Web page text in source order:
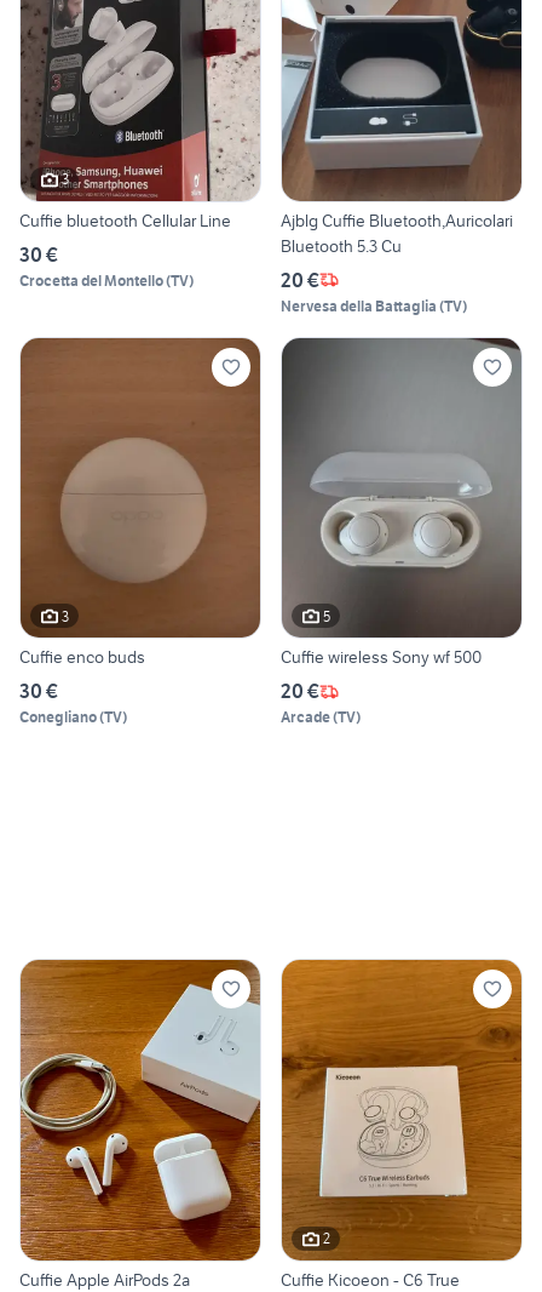
3
Cuffie bluetooth Cellular Line
30 €
Crocetta del Montello(TV)
Ajblg Cuffie Bluetooth,Auricolari
Bluetooth 5.3 Cu
20 €
Nervesa della Battaglia (TV)
3
Cuffie enco buds
30 €
Conegliano(TV)
5
Cuffie wireless Sony wf 500
20 €
Arcade(TV)
Cuffie Apple AirPods 2a
2
Cuffie Kicoeon - C6 True